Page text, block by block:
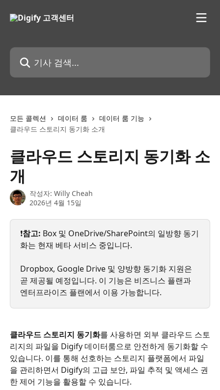
기사 검색...
모든 콜렉션 데이터 룸
데이터 룸 기능
클라우드 스토리지 동기화 소개
클라우드 스토리지 동기화 소
개
작성자: Willy Cheah
2026년 4월 15일
❗참고: Box 및 OneDrive/SharePoint의 일방향 동기
화는 현재 베타 서비스 중입니다.
Dropbox, Google Drive 및 양방향 동기화 지원은
곧 제공될 예정입니다. 이 기능은 비즈니스 플랜과
엔터프라이즈 플랜에서 이용 가능합니다.
클라우드 스토리지 동기화를 사용하면 외부 클라우드 스토
리지의 파일을 Digify 데이터룸으로 안전하게 동기화할 수
있습니다. 이를 통해 선호하는 스토리지 플랫폼에서 파일
을 관리하면서 Digify의 고급 보안, 파일 추적 및 액세스 권
한 제어 기능을 활용할 수 있습니다.